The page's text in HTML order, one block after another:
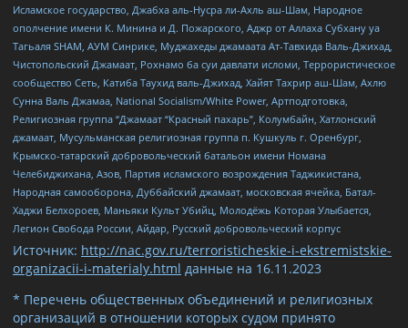
Исламское государство, Джабха аль-Нусра ли-Ахль аш-Шам, Народное
ополчение имени К. Минина и Д. Пожарского, Аджр от Аллаха Субхану уа
Тагьаля SHAM, АУМ Синрике, Муджахеды джамаата Ат-Тавхида Валь-Джихад,
Чистопольский Джамаат, Рохнамо ба суи давлати исломи, Террористическое
сообщество Сеть, Катиба Таухид валь-Джихад, Хайят Тахрир аш-Шам, Ахлю
Сунна Валь Джамаа, National Socialism/White Power, Артподготовка,
Религиозная группа “Джамаат “Красный пахарь”, Колумбайн, Хатлонский
джамаат, Мусульманская религиозная группа п. Кушкуль г. Оренбург,
Крымско-татарский добровольческий батальон имени Номана
Челебиджихана, Азов, Партия исламского возрождения Таджикистана,
Народная самооборона, Дуббайский джамаат, московская ячейка, Батал-
Хаджи Белхороев, Маньяки Культ Убийц, Молодёжь Которая Улыбается,
Легион Свобода России, Айдар, Русский добровольческий корпус
Источник: http://nac.gov.ru/terroristicheskie-i-ekstremistskie-
organizacii-i-materialy.html данные на 16.11.2023
* Перечень общественных объединений и религиозных
организаций в отношении которых судом принято